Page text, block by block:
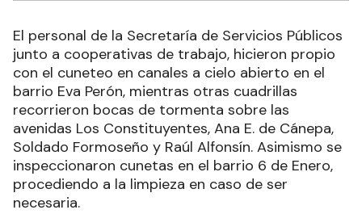
El personal de la Secretaría de Servicios Públicos
junto a cooperativas de trabajo, hicieron propio
con el cuneteo en canales a cielo abierto en el
barrio Eva Perón, mientras otras cuadrillas
recorrieron bocas de tormenta sobre las
avenidas Los Constituyentes, Ana E. de Cánepa,
Soldado Formoseño y Raúl Alfonsín. Asimismo se
inspeccionaron cunetas en el barrio 6 de Enero,
procediendo a la limpieza en caso de ser
necesaria.